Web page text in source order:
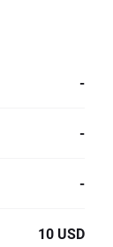
-
-
-
10 USD